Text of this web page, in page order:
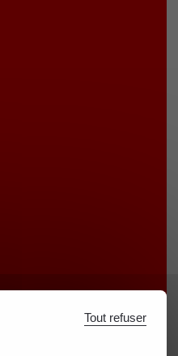
Tout refuser